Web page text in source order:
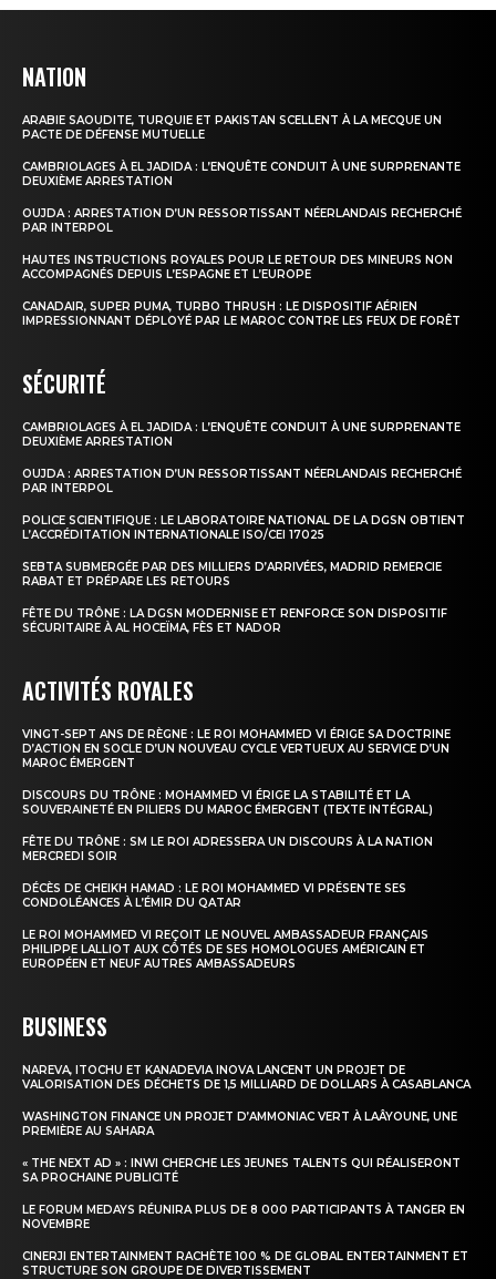
le1.ma
l'intelligence de
S'ABONNER MAINTENANT
Insight Publications
À propos
Nous contacter
Mon compte
NATION
ARABIE SAOUDITE, TURQUIE ET PAKISTAN SCELLENT À LA MECQUE UN
PACTE DE DÉFENSE MUTUELLE
CAMBRIOLAGES À EL JADIDA : L’ENQUÊTE CONDUIT À UNE SURPRENANTE
DEUXIÈME ARRESTATION
OUJDA : ARRESTATION D’UN RESSORTISSANT NÉERLANDAIS RECHERCHÉ
PAR INTERPOL
HAUTES INSTRUCTIONS ROYALES POUR LE RETOUR DES MINEURS NON
ACCOMPAGNÉS DEPUIS L’ESPAGNE ET L’EUROPE
CANADAIR, SUPER PUMA, TURBO THRUSH : LE DISPOSITIF AÉRIEN
IMPRESSIONNANT DÉPLOYÉ PAR LE MAROC CONTRE LES FEUX DE FORÊT
SÉCURITÉ
CAMBRIOLAGES À EL JADIDA : L’ENQUÊTE CONDUIT À UNE SURPRENANTE
DEUXIÈME ARRESTATION
OUJDA : ARRESTATION D’UN RESSORTISSANT NÉERLANDAIS RECHERCHÉ
PAR INTERPOL
POLICE SCIENTIFIQUE : LE LABORATOIRE NATIONAL DE LA DGSN OBTIENT
L’ACCRÉDITATION INTERNATIONALE ISO/CEI 17025
SEBTA SUBMERGÉE PAR DES MILLIERS D’ARRIVÉES, MADRID REMERCIE
RABAT ET PRÉPARE LES RETOURS
FÊTE DU TRÔNE : LA DGSN MODERNISE ET RENFORCE SON DISPOSITIF
SÉCURITAIRE À AL HOCEÏMA, FÈS ET NADOR
ACTIVITÉS ROYALES
VINGT-SEPT ANS DE RÈGNE : LE ROI MOHAMMED VI ÉRIGE SA DOCTRINE
D’ACTION EN SOCLE D’UN NOUVEAU CYCLE VERTUEUX AU SERVICE D’UN
MAROC ÉMERGENT
DISCOURS DU TRÔNE : MOHAMMED VI ÉRIGE LA STABILITÉ ET LA
SOUVERAINETÉ EN PILIERS DU MAROC ÉMERGENT (TEXTE INTÉGRAL)
FÊTE DU TRÔNE : SM LE ROI ADRESSERA UN DISCOURS À LA NATION
MERCREDI SOIR
DÉCÈS DE CHEIKH HAMAD : LE ROI MOHAMMED VI PRÉSENTE SES
CONDOLÉANCES À L’ÉMIR DU QATAR
LE ROI MOHAMMED VI REÇOIT LE NOUVEL AMBASSADEUR FRANÇAIS
PHILIPPE LALLIOT AUX CÔTÉS DE SES HOMOLOGUES AMÉRICAIN ET
EUROPÉEN ET NEUF AUTRES AMBASSADEURS
BUSINESS
NAREVA, ITOCHU ET KANADEVIA INOVA LANCENT UN PROJET DE
VALORISATION DES DÉCHETS DE 1,5 MILLIARD DE DOLLARS À CASABLANCA
WASHINGTON FINANCE UN PROJET D’AMMONIAC VERT À LAÂYOUNE, UNE
PREMIÈRE AU SAHARA
« THE NEXT AD » : INWI CHERCHE LES JEUNES TALENTS QUI RÉALISERONT
SA PROCHAINE PUBLICITÉ
LE FORUM MEDAYS RÉUNIRA PLUS DE 8 000 PARTICIPANTS À TANGER EN
NOVEMBRE
CINERJI ENTERTAINMENT RACHÈTE 100 % DE GLOBAL ENTERTAINMENT ET
STRUCTURE SON GROUPE DE DIVERTISSEMENT